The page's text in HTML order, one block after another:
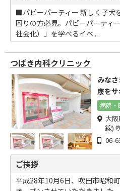
■パピーパーティー 新しく子犬
困りの方必見。パピーパーティ
社会化）」を学べるイベ...
つばき内科クリニック
みな
康を
病院・
大
線)
06-
ご挨拶
平成28年10月6日、吹田市昭和